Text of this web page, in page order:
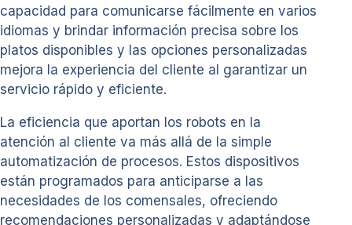
capacidad para comunicarse fácilmente en varios
idiomas y brindar información precisa sobre los
platos disponibles y las opciones personalizadas
mejora la experiencia del cliente al garantizar un
servicio rápido y eficiente.
La eficiencia que aportan los robots en la
atención al cliente va más allá de la simple
automatización de procesos. Estos dispositivos
están programados para anticiparse a las
necesidades de los comensales, ofreciendo
recomendaciones personalizadas y adaptándose